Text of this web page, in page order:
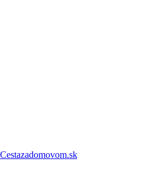
Cestazadomovom.sk